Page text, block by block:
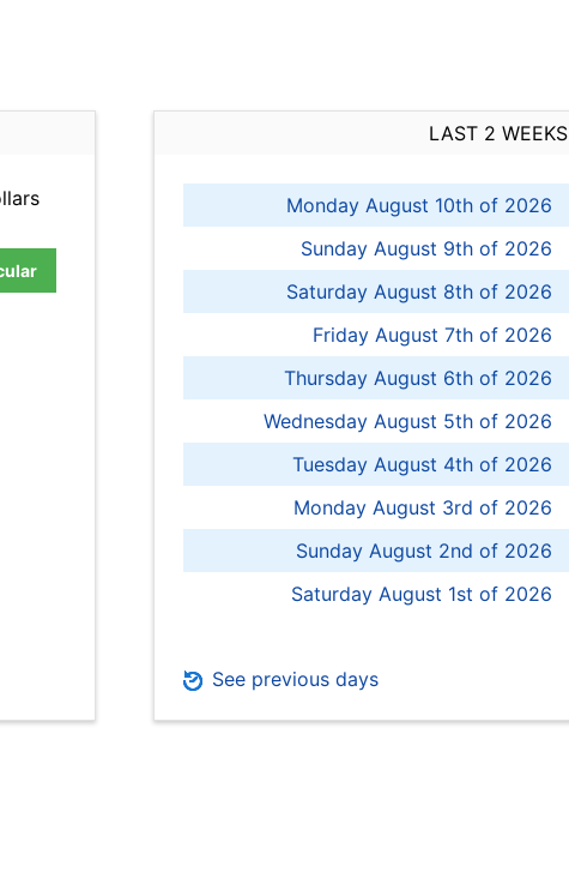
LAST 2 WEEKS
Monday August 10th of 2026
Sunday August 9th of 2026
Saturday August 8th of 2026
Friday August 7th of 2026
Thursday August 6th of 2026
Wednesday August 5th of 2026
Tuesday August 4th of 2026
Monday August 3rd of 2026
Sunday August 2nd of 2026
Saturday August 1st of 2026
See previous days